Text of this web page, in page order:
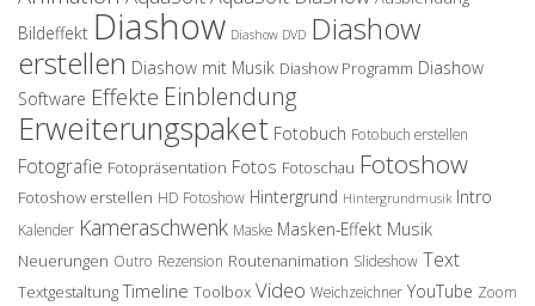
Bildeffekt Diashow Diashow DVD Diashow
erstellen Diashow mit Musik Diashow Programm Diashow
Software Effekte Einblendung
Erweiterungspaket Fotobuch Fotobuch erstellen
Fotografie Fotopräsentation Fotos Fotoschau Fotoshow
Fotoshow erstellen HD Fotoshow Hintergrund Hintergrundmusik Intro
Kalender Kameraschwenk Maske Masken-Effekt Musik
Neuerungen Outro Rezension Routenanimation Slideshow Text
Textgestaltung Timeline Toolbox Video Weichzeichner YouTube Zoom